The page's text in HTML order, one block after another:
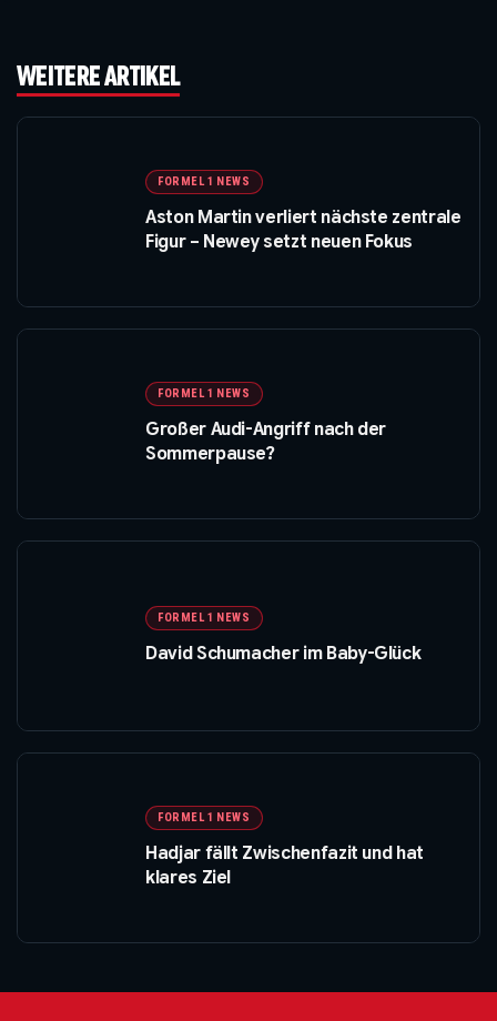
WEITERE ARTIKEL
FORMEL 1 NEWS
Aston Martin verliert nächste zentrale
Figur – Newey setzt neuen Fokus
FORMEL 1 NEWS
Großer Audi-Angriff nach der
Sommerpause?
FORMEL 1 NEWS
David Schumacher im Baby-Glück
FORMEL 1 NEWS
Hadjar fällt Zwischenfazit und hat
klares Ziel